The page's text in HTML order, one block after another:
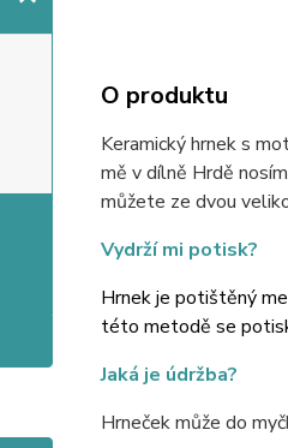
O produktu
Keramický hrnek s
mě v dílně Hrdě
můžete ze dvou
Vydrží mi potisk?
Hrnek je potištěný
této metodě se
Jaká je údržba?
Hrneček může do